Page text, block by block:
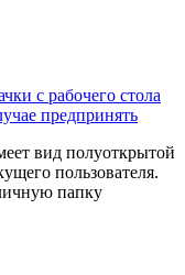
с рабочего стола
предпринять
вид полуоткрытой
пользователя.
папку